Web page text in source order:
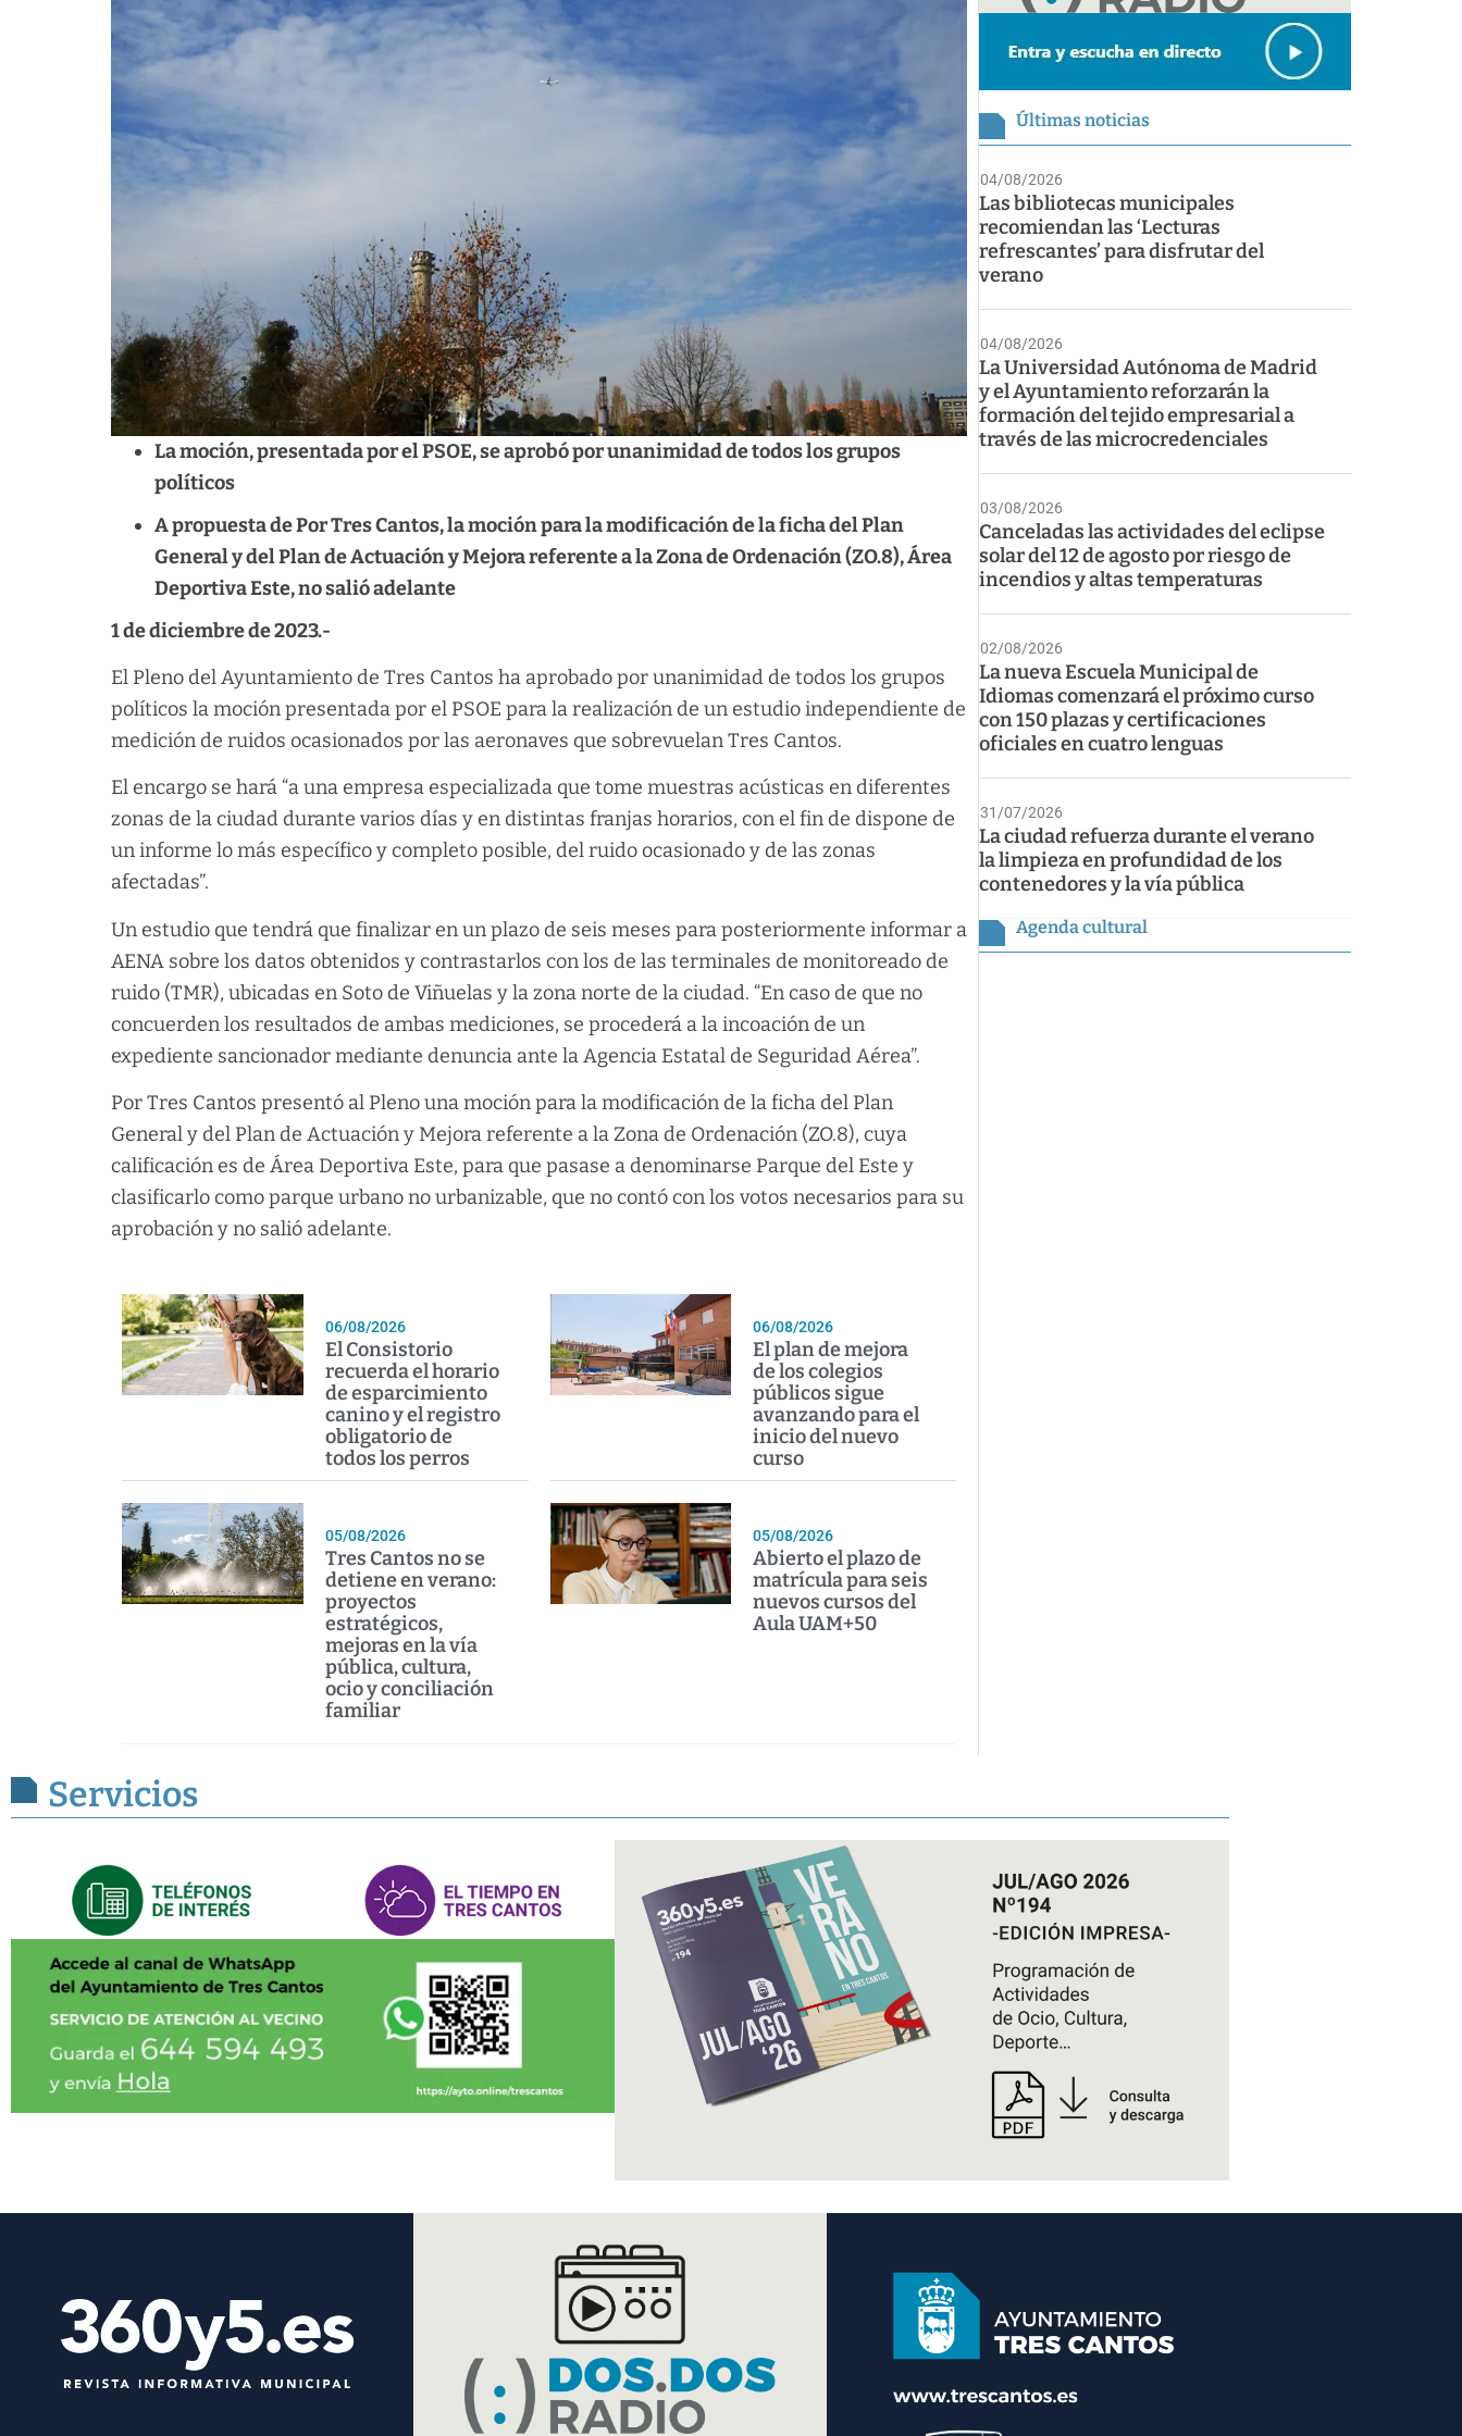
La moción, presentada por el PSOE, se aprobó por unanimidad de todos los grupos
políticos
A propuesta de Por Tres Cantos, la moción para la modificación de la ficha del Plan
General y del Plan de Actuación y Mejora referente a la Zona de Ordenación (ZO.8), Área
Deportiva Este, no salió adelante
1 de diciembre de 2023.-
El Pleno del Ayuntamiento de Tres Cantos ha aprobado por unanimidad de todos los grupos
políticos la moción presentada por el PSOE para la realización de un estudio independiente de
medición de ruidos ocasionados por las aeronaves que sobrevuelan Tres Cantos.
El encargo se hará “a una empresa especializada que tome muestras acústicas en diferentes
zonas de la ciudad durante varios días y en distintas franjas horarios, con el fin de dispone de
un informe lo más específico y completo posible, del ruido ocasionado y de las zonas
afectadas”.
Un estudio que tendrá que finalizar en un plazo de seis meses para posteriormente informar a
AENA sobre los datos obtenidos y contrastarlos con los de las terminales de monitoreado de
ruido (TMR), ubicadas en Soto de Viñuelas y la zona norte de la ciudad. “En caso de que no
concuerden los resultados de ambas mediciones, se procederá a la incoación de un
expediente sancionador mediante denuncia ante la Agencia Estatal de Seguridad Aérea”.
Por Tres Cantos presentó al Pleno una moción para la modificación de la ficha del Plan
General y del Plan de Actuación y Mejora referente a la Zona de Ordenación (ZO.8), cuya
calificación es de Área Deportiva Este, para que pasase a denominarse Parque del Este y
clasificarlo como parque urbano no urbanizable, que no contó con los votos necesarios para su
aprobación y no salió adelante.
06/08/2026
El Consistorio
recuerda el horario
de esparcimiento
canino y el registro
obligatorio de
todos los perros
06/08/2026
El plan de mejora
de los colegios
públicos sigue
avanzando para el
inicio del nuevo
curso
05/08/2026
Tres Cantos no se
detiene en verano:
proyectos
estratégicos,
mejoras en la vía
pública, cultura,
ocio y conciliación
familiar
05/08/2026
Abierto el plazo de
matrícula para seis
nuevos cursos del
Aula UAM+50
Últimas noticias
04/08/2026
Las bibliotecas municipales
recomiendan las ‘Lecturas
refrescantes’ para disfrutar del
verano
04/08/2026
La Universidad Autónoma de Madrid
y el Ayuntamiento reforzarán la
formación del tejido empresarial a
través de las microcredenciales
03/08/2026
Canceladas las actividades del eclipse
solar del 12 de agosto por riesgo de
incendios y altas temperaturas
02/08/2026
La nueva Escuela Municipal de
Idiomas comenzará el próximo curso
con 150 plazas y certificaciones
oficiales en cuatro lenguas
31/07/2026
La ciudad refuerza durante el verano
la limpieza en profundidad de los
contenedores y la vía pública
Agenda cultural
Servicios